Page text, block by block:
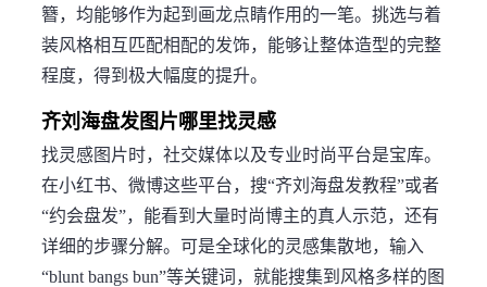
簪，均能够作为起到画龙点睛作用的一笔。挑选与着
装风格相互匹配相配的发饰，能够让整体造型的完整
程度，得到极大幅度的提升。
齐刘海盘发图片哪里找灵感
找灵感图片时，社交媒体以及专业时尚平台是宝库。
在小红书、微博这些平台，搜“齐刘海盘发教程”或者
“约会盘发”，能看到大量时尚博主的真人示范，还有
详细的步骤分解。可是全球化的灵感集散地，输入
“blunt bangs bun”等关键词，就能搜集到风格多样的图